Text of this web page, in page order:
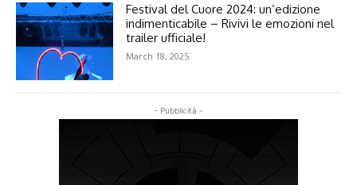
Festival del Cuore 2024: un’edizione
indimenticabile – Rivivi le emozioni nel
trailer ufficiale!
March 18, 2025
- Pubblicità -